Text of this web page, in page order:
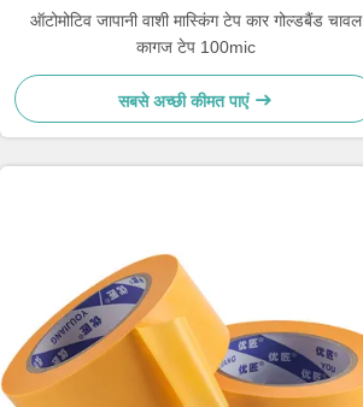
ऑटोमोटिव जापानी वाशी मास्किंग टेप कार गोल्डबैंड चावल
कागज टेप 100mic
सबसे अच्छी कीमत पाएं